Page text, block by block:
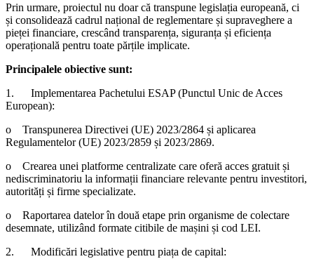
Prin urmare, proiectul nu doar că transpune legislația europeană, ci
și consolidează cadrul național de reglementare și supraveghere a
pieței financiare, crescând transparența, siguranța și eficiența
operațională pentru toate părțile implicate.
Principalele obiective sunt:
1. Implementarea Pachetului ESAP (Punctul Unic de Acces
European):
o Transpunerea Directivei (UE) 2023/2864 și aplicarea
Regulamentelor (UE) 2023/2859 și 2023/2869.
o Crearea unei platforme centralizate care oferă acces gratuit și
nediscriminatoriu la informații financiare relevante pentru investitori,
autorități și firme specializate.
o Raportarea datelor în două etape prin organisme de colectare
desemnate, utilizând formate citibile de mașini și cod LEI.
2. Modificări legislative pentru piața de capital: